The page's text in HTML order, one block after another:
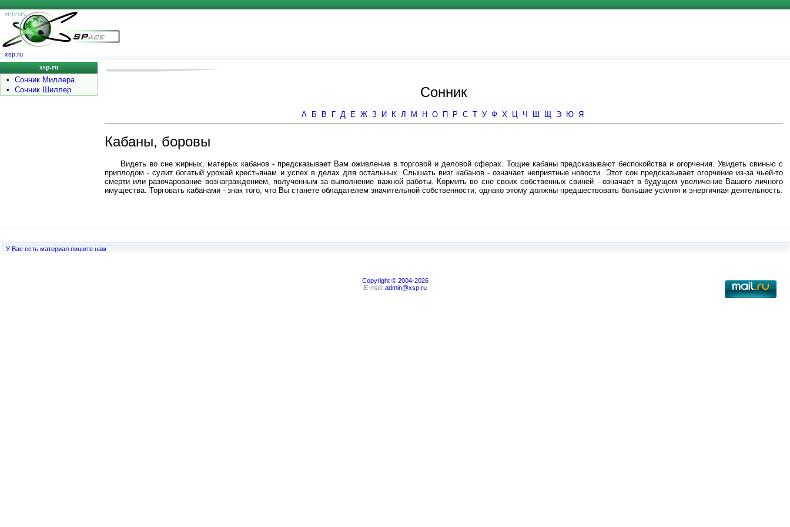
xsp.ru
xsp.ru
•
Сонник Миллера
•
Сонник Шиллер Сонник
А Б В Г Д Е Ж З И К Л М Н О П Р С Т У Ф Х Ц Ч Ш Щ Э Ю Я
Кабаны, боровы
Видеть во сне жирных, матерых кабанов - предсказывает Вам оживление в торговой и деловой сферах. Тощие кабаны предсказывают беспокойства и огорчения. Увидеть свинью с
приплодом - сулит богатый урожай крестьянам и успех в делах для остальных. Слышать визг кабанов - означает неприятные новости. Этот сон предсказывает огорчение из-за чьей-то
смерти или разочарование вознаграждением, полученным за выполнение важной работы. Кормить во сне своих собственных свиней - означает в будущем увеличение Вашего личного
имущества. Торговать кабанами - знак того, что Вы станете обладателем значительной собственности, однако этому должны предшествовать большие усилия и энергичная деятельность.
У Вас есть материал пишите нам
Copyright © 2004-2026
E-mail: admin@xsp.ru